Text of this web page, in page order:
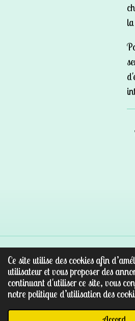
Ce site utilise des cookies afin
utilisateur et vous proposer des
continuant d'utiliser ce site, vous
notre politique d’utilisation des
© 2022 - 2026 Au paradis des pierres
Propulsé parWebador